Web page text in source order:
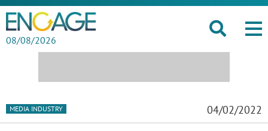
08/08/2026
MEDIA INDUSTRY 04/02/2022